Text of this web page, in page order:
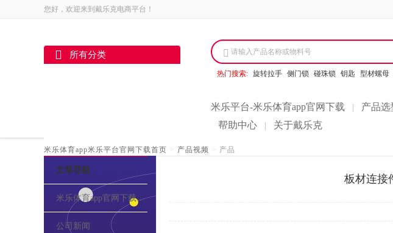
您好，欢迎来到戴乐克电商平台！
所有分类 请输入产品名称或物料号
热门搜索: 旋转拉手 侧门锁 碰珠锁 钥匙 型材螺母
米乐平台-米乐体育app官网下载 产品选
帮助中心 关于戴乐克
米乐体育app米乐平台官网下载首页 > 产品视频 > 产品
文章导航
米乐体育app官网下载的介绍
公司新闻
板材连接